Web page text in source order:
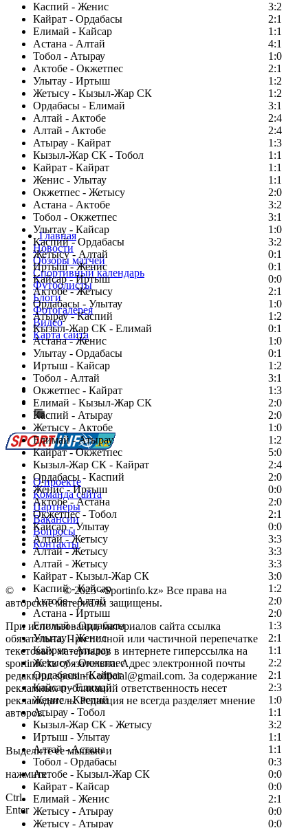
Каспий - Женис
3:2
Кайрат - Ордабасы
2:1
Елимай - Кайсар
1:1
Астана - Алтай
4:1
Тобол - Атырау
1:0
Актобе - Окжетпес
2:1
Улытау - Иртыш
1:2
Жетысу - Кызыл-Жар СК
1:2
Ордабасы - Елимай
3:1
Алтай - Актобе
2:4
Алтай - Актобе
2:4
Атырау - Кайрат
1:3
Кызыл-Жар СК - Тобол
1:1
Кайрат - Кайрат
1:1
Женис - Улытау
1:1
Окжетпес - Жетысу
2:0
Астана - Актобе
3:2
Тобол - Окжетпес
3:1
Улытау - Кайсар
1:0
Каспий - Ордабасы
3:2
Жетысу - Алтай
0:1
Иртыш - Женис
0:1
Кайсар - Иртыш
0:0
Актобе - Жетысу
2:1
Ордабасы - Улытау
1:0
Атырау - Каспий
1:2
Кызыл-Жар СК - Елимай
0:1
Астана - Женис
1:0
Улытау - Ордабасы
0:1
Иртыш - Кайсар
1:2
Тобол - Алтай
3:1
Окжетпес - Кайрат
1:3
Елимай - Кызыл-Жар СК
2:0
Каспий - Атырау
2:0
Жетысу - Актобе
1:0
Елимай - Атырау
1:2
Кайрат - Окжетпес
5:0
Кызыл-Жар СК - Кайрат
2:4
Ордабасы - Каспий
2:0
Женис - Иртыш
0:0
Актобе - Астана
2:0
Окжетпес - Тобол
2:1
Кайсар - Улытау
0:0
Алтай - Жетысу
3:3
Алтай - Жетысу
3:3
Алтай - Жетысу
3:3
Кайрат - Кызыл-Жар СК
3:0
Каспий - Кайсар
1:2
Актобе - Алтай
2:0
Астана - Иртыш
2:0
Елимай - Ордабасы
1:3
Улытау - Женис
2:1
Кайрат - Атырау
1:1
Жетысу - Окжетпес
2:2
Ордабасы - Кайрат
2:1
Кайсар - Елимай
2:3
Женис - Каспий
1:0
Атырау - Тобол
1:1
Кызыл-Жар СК - Жетысу
3:2
Иртыш - Улытау
1:1
Алтай - Астана
1:1
Тобол - Ордабасы
0:3
Актобе - Кызыл-Жар СК
0:0
Кайрат - Кайсар
0:0
Елимай - Женис
2:1
Жетысу - Атырау
0:0
Жетысу - Атырау
0:0
Главная
Новости
Обзоры матчей
Спортивный календарь
Футболисты
Блоги
Фотогалерея
Видео
Карта сайта
Есть идея?
Сообщить о мероприятии
Перейти на старый сайт
О проекте
Команда сайта
Партнеры
Вакансии
Вопросы
Контакты
© Copyright© 2025 «Sportinfo.kz» Все права на
авторские материалы защищены.
При использовании материалов сайта ссылка
обязательна. При полной или частичной перепечатке
текстовых материалов в интернете гиперссылка на
sportinfo.kz обязательна. Адрес электронной почты
редакции: sportinfo.official@gmail.com. За содержание
рекламных публикаций ответственность несет
рекламодатель. Редакция не всегда разделяет мнение
авторов.
Заметили ошибку в тексте?
Выделите ее мышью и
нажмите
Ctrl
Enter